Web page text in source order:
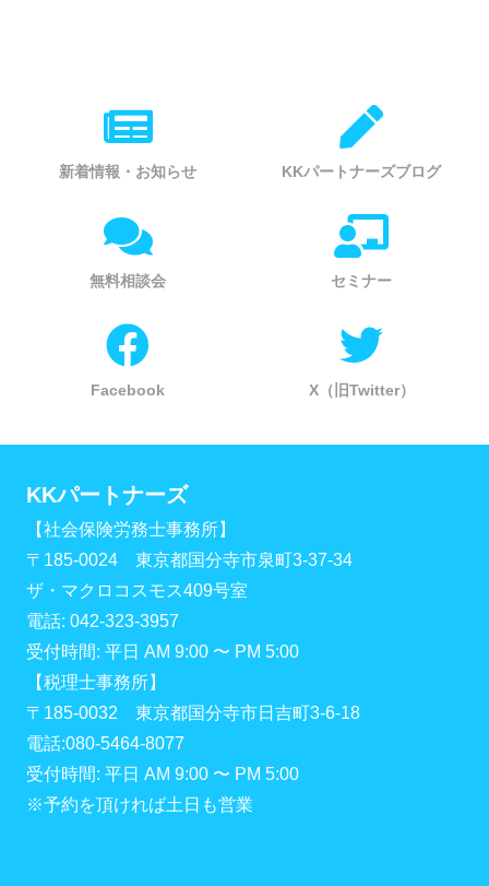
新着情報・お知らせ KKパートナーズブログ
無料相談会 セミナー
Facebook X（旧Twitter）
KKパートナーズ
【社会保険労務士事務所】
〒185-0024 東京都国分寺市泉町3-37-34
ザ・マクロコスモス409号室
電話: 042-323-3957
受付時間: 平日 AM 9:00 〜 PM 5:00
【税理士事務所】
〒185-0032 東京都国分寺市日吉町3-6-18
電話:080-5464-8077
受付時間: 平日 AM 9:00 〜 PM 5:00
※予約を頂ければ土日も営業